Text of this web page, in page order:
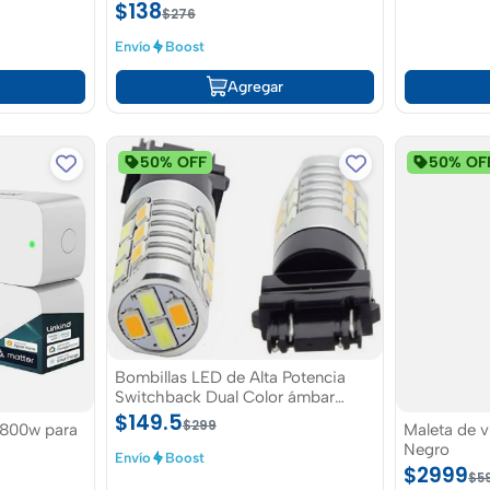
UV
$138$276
Envío Boost
Agregar
para
Linkind
50% OFF
Bombillas LED de Alta Potencia
Switchback Dual Color ámbar
blanco para coche Auto Frontal
Trasera Señal de Giro luces de cola
DRL (paquete de 2)
$149.5$299
Envío Boost
50%
Maleta de
Negro
$2999